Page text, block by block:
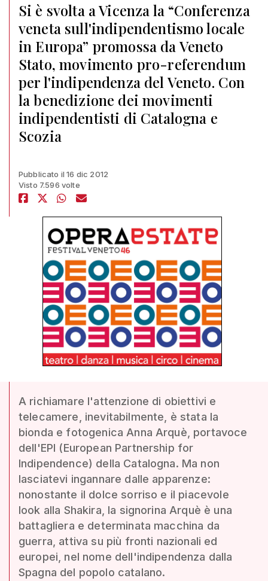
Si è svolta a Vicenza la “Conferenza
veneta sull'indipendentismo locale
in Europa” promossa da Veneto
Stato, movimento pro-referendum
per l'indipendenza del Veneto. Con
la benedizione dei movimenti
indipendentisti di Catalogna e
Scozia
Pubblicato il 16 dic 2012
Visto 7.596 volte
A richiamare l'attenzione di obiettivi e
telecamere, inevitabilmente, è stata la
bionda e fotogenica Anna Arquè, portavoce
dell'EPI (European Partnership for
Indipendence) della Catalogna. Ma non
lasciatevi ingannare dalle apparenze:
nonostante il dolce sorriso e il piacevole
look alla Shakira, la signorina Arquè è una
battagliera e determinata macchina da
guerra, attiva su più fronti nazionali ed
europei, nel nome dell'indipendenza dalla
Spagna del popolo catalano.